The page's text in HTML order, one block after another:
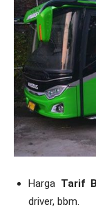
Harga Tarif
driver, bbm.